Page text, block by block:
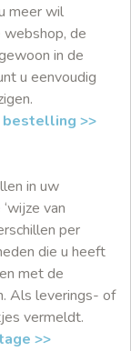
meer wil
de
in de
u eenvoudig
bestelling >>
in uw
van
per
die u heeft
met de
Als leverings- of
vermeldt.
>>